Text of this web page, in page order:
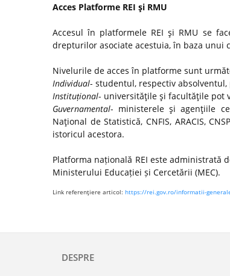
Acces Platforme REI şi RMU
Accesul în platformele REI şi RMU se
drepturilor asociate acestuia, în baza unui
Nivelurile de acces în platforme sunt
Individual- studentul, respectiv
Instituțional- universităţile şi facultăţile pot
Guvernamental- ministerele şi agenţiile
Naţional de Statistică, CNFIS, ARACIS,
istoricul acestora.
Platforma națională REI este administrată
Ministerului Educației și Cercetării (MEC).
Link referenţiere articol: https://rei.gov.ro/informatii-
DESPRE